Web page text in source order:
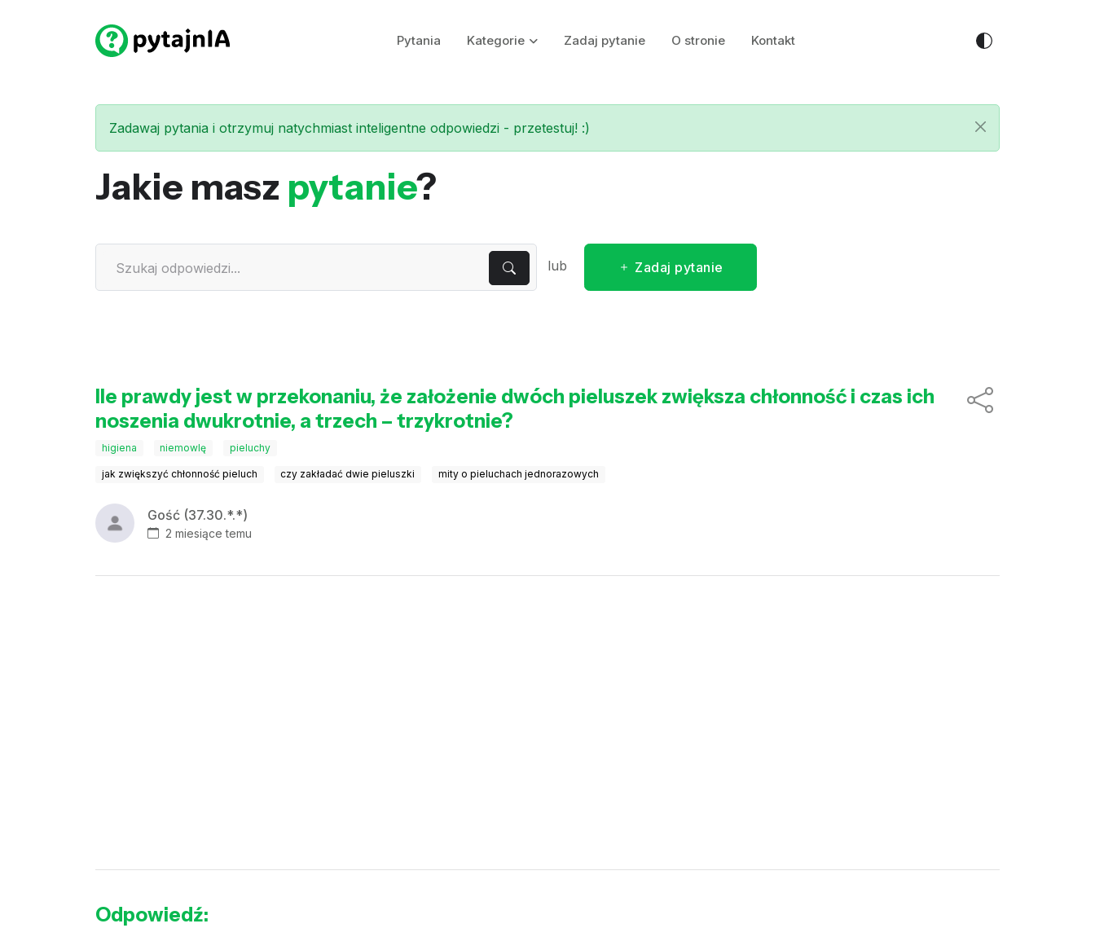
Pytania Kategorie Zadaj pytanie O stronie Kontakt
Zadawaj pytania i otrzymuj natychmiast inteligentne odpowiedzi - przetestuj! :)
Jakie masz pytanie?
lub Zadaj pytanie
Ile prawdy jest w przekonaniu, że założenie dwóch pieluszek zwiększa chłonność i czas ich
noszenia dwukrotnie, a trzech – trzykrotnie?
higiena niemowlę pieluchy
jak zwiększyć chłonność pieluch czy zakładać dwie pieluszki mity o pieluchach jednorazowych
Gość (37.30.*.*)
2 miesiące temu
Odpowiedź: